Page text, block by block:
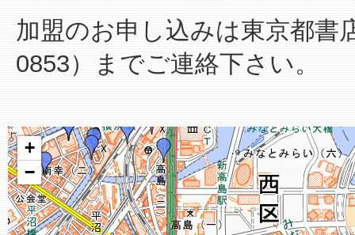
加盟のお申し込みは東京都書
0853）までご連絡下さい。
+
−